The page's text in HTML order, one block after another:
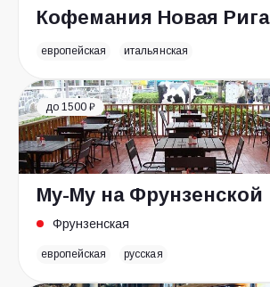
Кофемания Новая Рига
европейская итальянская
до 1500 ₽
Му-Му на Фрунзенской
Фрунзенская
европейская русская